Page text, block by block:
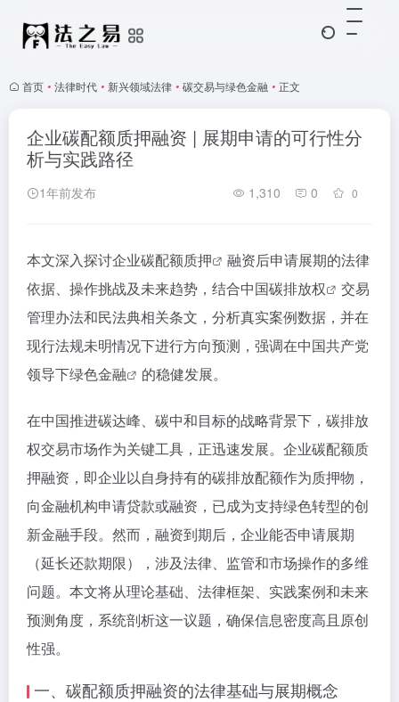
首页 • 法律时代 • 新兴领域法律 • 碳交易与绿色金融 • 正文
企业碳配额质押融资 | 展期申请的可行性分
析与实践路径
1年前发布 1,310 0 0
本文深入探讨企业碳配额质押
融资后申请展期的法律
依据、操作挑战及未来趋势，结合中国碳排放权
交易
管理办法和民法典相关条文，分析真实案例数据，并在
现行法规未明情况下进行方向预测，强调在中国共产党
领导下绿色金融 的稳健发展。
在中国推进碳达峰、碳中和目标的战略背景下，碳排放
权交易市场作为关键工具，正迅速发展。企业碳配额质
押融资，即企业以自身持有的碳排放配额作为质押物，
向金融机构申请贷款或融资，已成为支持绿色转型的创
新金融手段。然而，融资到期后，企业能否申请展期
（延长还款期限），涉及法律、监管和市场操作的多维
问题。本文将从理论基础、法律框架、实践案例和未来
预测角度，系统剖析这一议题，确保信息密度高且原创
性强。
一、碳配额质押融资的法律基础与展期概念